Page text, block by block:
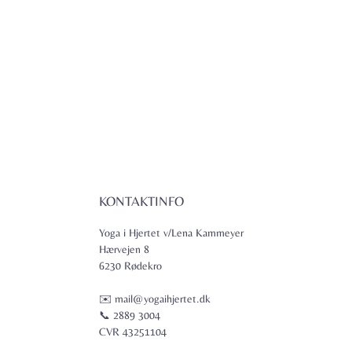
KONTAKTINFO
Yoga i Hjertet v/Lena Kammeyer
Hærvejen 8
6230 Rødekro
✉️ mail@yogaihjertet.dk
📞 2889 3004
CVR 43251104